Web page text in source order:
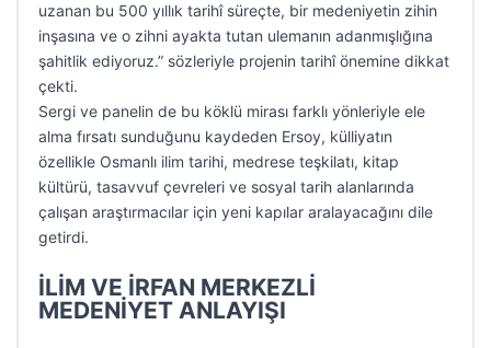
uzanan bu 500 yıllık tarihî süreçte, bir medeniyetin zihin
inşasına ve o zihni ayakta tutan ulemanın adanmışlığına
şahitlik ediyoruz.” sözleriyle projenin tarihî önemine dikkat
çekti.
Sergi ve panelin de bu köklü mirası farklı yönleriyle ele
alma fırsatı sunduğunu kaydeden Ersoy, külliyatın
özellikle Osmanlı ilim tarihi, medrese teşkilatı, kitap
kültürü, tasavvuf çevreleri ve sosyal tarih alanlarında
çalışan araştırmacılar için yeni kapılar aralayacağını dile
getirdi.
İLİM VE İRFAN MERKEZLİ
MEDENİYET ANLAYIŞI